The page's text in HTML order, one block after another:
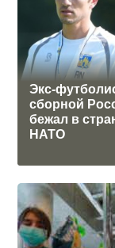
Экс-
сборной
бежал в
НАТО